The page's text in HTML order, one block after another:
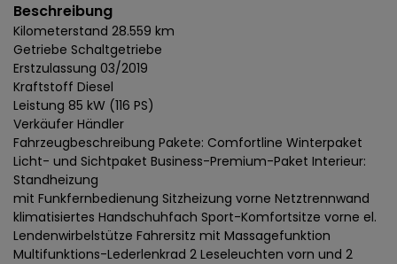
Beschreibung
Kilometerstand 28.559 km
Getriebe Schaltgetriebe
Erstzulassung 03/2019
Kraftstoff Diesel
Leistung 85 kW (116 PS)
Verkäufer Händler
Fahrzeugbeschreibung Pakete: Comfortline Winterpaket
Licht- und Sichtpaket Business-Premium-Paket Interieur:
Standheizung
mit Funkfernbedienung Sitzheizung vorne Netztrennwand
klimatisiertes Handschuhfach Sport-Komfortsitze vorne el.
Lendenwirbelstütze Fahrersitz mit Massagefunktion
Multifunktions-Lederlenkrad 2 Leseleuchten vorn und 2